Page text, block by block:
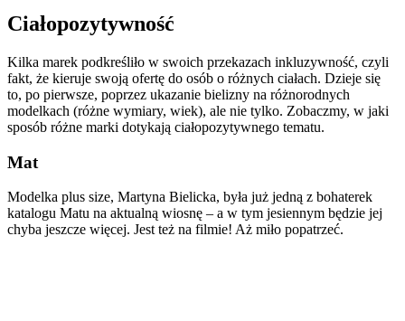
Ciałopozytywność
Kilka marek podkreśliło w swoich przekazach inkluzywność, czyli
fakt, że kieruje swoją ofertę do osób o różnych ciałach. Dzieje się
to, po pierwsze, poprzez ukazanie bielizny na różnorodnych
modelkach (różne wymiary, wiek), ale nie tylko. Zobaczmy, w jaki
sposób różne marki dotykają ciałopozytywnego tematu.
Mat
Modelka plus size, Martyna Bielicka, była już jedną z bohaterek
katalogu Matu na aktualną wiosnę – a w tym jesiennym będzie jej
chyba jeszcze więcej. Jest też na filmie! Aż miło popatrzeć.